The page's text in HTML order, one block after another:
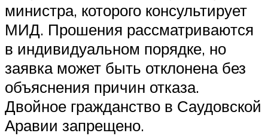
министра, которого консультирует
МИД. Прошения рассматриваются
в индивидуальном порядке, но
заявка может быть отклонена без
объяснения причин отказа.
Двойное гражданство в Саудовской
Аравии запрещено.